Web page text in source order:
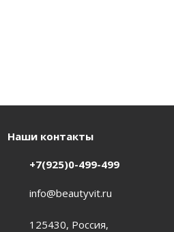
Наши контакты
+7(925)0-499-499
info@beautyvit.ru
125430, Россия,